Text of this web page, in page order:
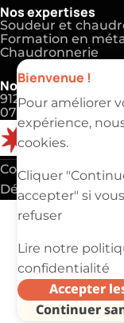
Bienvenue !
Pour améliorer
expérience,
cookies.
Cliquer
accepter" si
refuser
Lire notre
confidentialité
Accepter
Continuer
Nos expertises
Soudeur et
Formation en
Chaudronnerie
Nos coordonnées
91220 Brétigny-sur-
07 83 81 00 69
Copyright 2025 ©
Défiler vers le haut